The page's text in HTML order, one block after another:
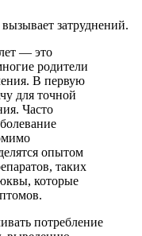
затруднений.
— это
родители
В первую
для точной
Часто
опытом
таких
которые
потребление